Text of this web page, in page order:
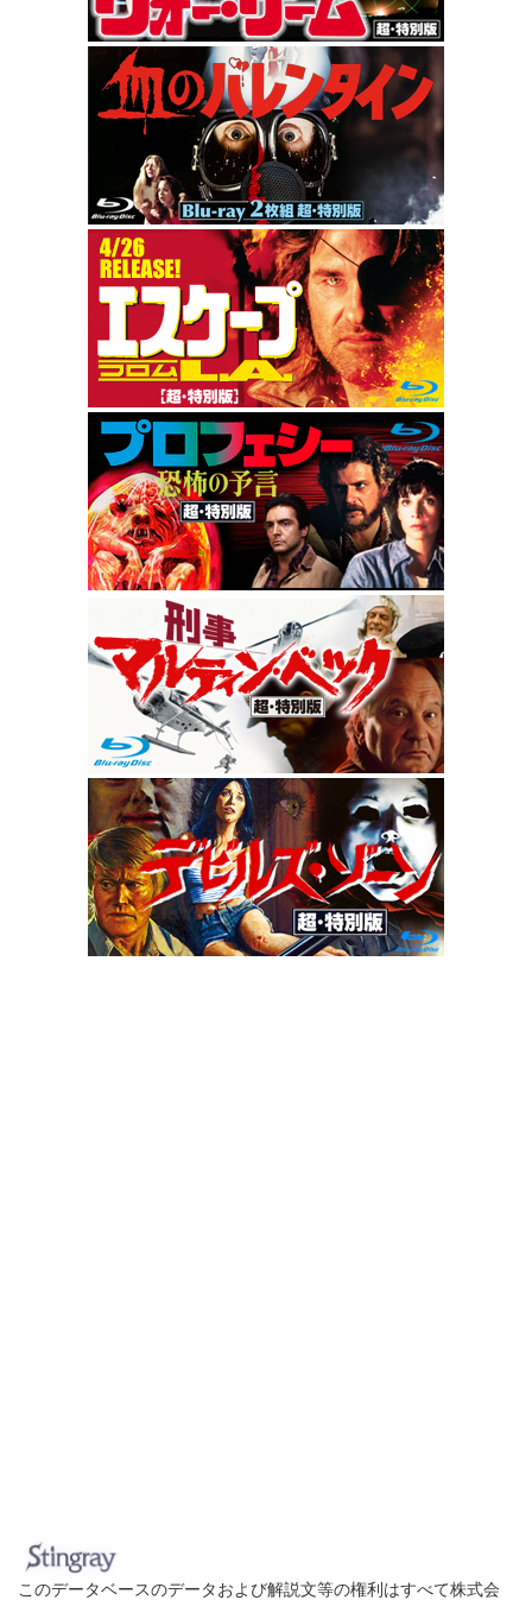
このデータベースのデータおよび解説文等の権利はすべて株式会